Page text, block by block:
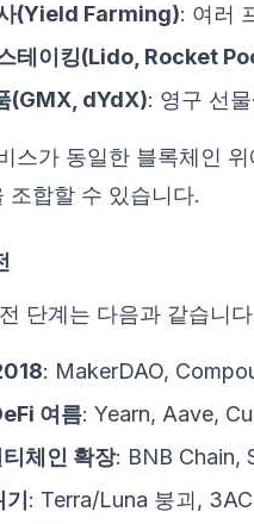
(Yield Farming): 여러
테이킹(Lido, Rocket
(GMX, dYdX): 영구 선
스가 동일한 블록체인
조합할 수 있습니다.
단계는 다음과 같습니
: MakerDAO,
여름: Yearn, Aave,
체인 확장: BNB Chain,
: Terra/Luna 붕괴,